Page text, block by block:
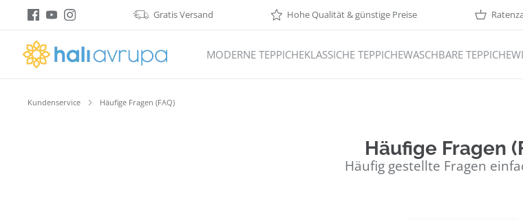
Zur Hauptnavigation springen
Gratis Versand Hohe Qualität & günstige Preise
MODERNE TEPPICHEKLASSICHE TEPPICHEWASCHBARE TEPPICHE
Kundenservice Häufige Fragen (FAQ)
Häufige Fragen
Häufig gestellte Fragen